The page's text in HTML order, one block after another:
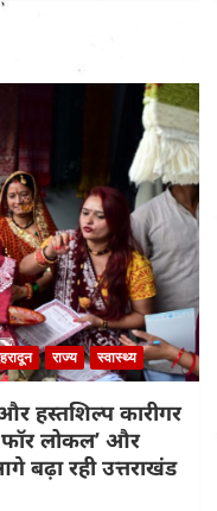
राज्य स्वास्थ्य
हस्तशिल्प कारीगर
फॉर लोकल’ और
बढ़ा रही उत्तराखंड